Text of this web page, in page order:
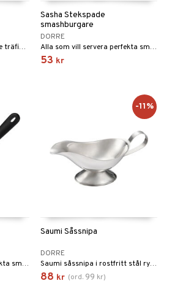
Sami skärbräda i pressade träfiber (cellulosa) ger en slitstark, hygienisk yta med låg vikt och hög hållbarhet.
Sasha Stekspade
smashburgare
DORRE
Alla som vill servera perfekta smashburgare behöver en rejäl stekspade för ändamålet.
53 kr
Alla som vill servera perfekta smashburgare behöver en rejäl stekspade för ändamålet.
Saumi Såssnipa
DORRE
Saumi såssnipa i rostfritt stål rymmer 25 cl och ger en ren, kontrollerad servering av såser och skira smaker.
88 kr (ord. 99 kr)
-11%